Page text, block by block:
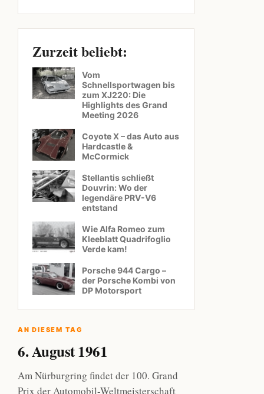
Zurzeit beliebt:
Vom
Schnellsportwagen bis
zum XJ220: Die
Highlights des Grand
Meeting 2026
Coyote X – das Auto aus
Hardcastle &
McCormick
Stellantis schließt
Douvrin: Wo der
legendäre PRV-V6
entstand
Wie Alfa Romeo zum
Kleeblatt Quadrifoglio
Verde kam!
Porsche 944 Cargo –
der Porsche Kombi von
DP Motorsport
AN DIESEM TAG
6. August 1961
Am Nürburgring findet der 100. Grand
Prix der Automobil-Weltmeisterschaft